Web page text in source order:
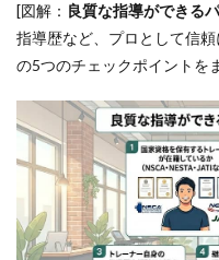
6.1
Q1.産
体力
ち復
職を
控え
て運
動も
久し
ぶり
な初
[図解： 良質な指導ができる
指導歴など、プロとして信
の5つのチェックポイントを